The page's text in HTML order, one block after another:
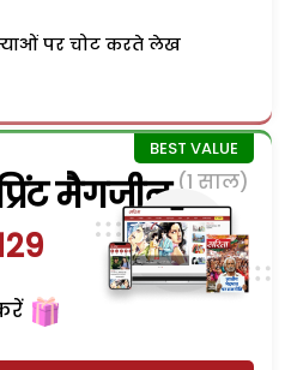
पर चोट करते लेख
मैगजीन (1 साल)